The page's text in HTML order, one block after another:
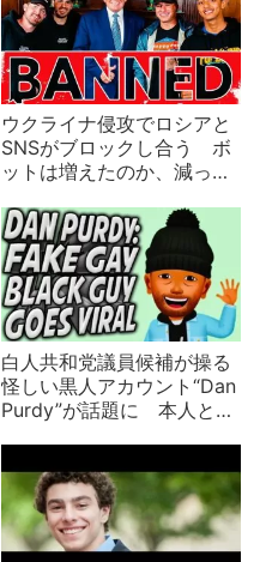
ウクライナ侵攻でロシアと
SNSがブロックし合う ボ
ットは増えたのか、減った
白人共和党議員候補が操る
怪しい黒人アカウント“Dan
Purdy”が話題に 本人と名
い】